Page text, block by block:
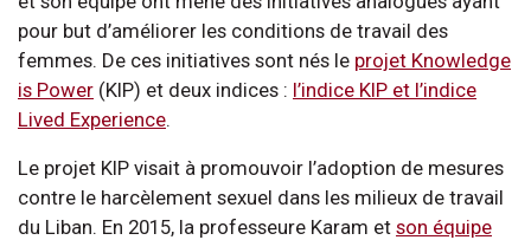
pour but d’améliorer les conditions de travail des
femmes. De ces initiatives sont nés le projet Knowledge
is Power (KIP) et deux indices : l’indice KIP et l’indice
Lived Experience.
Le projet KIP visait à promouvoir l’adoption de mesures
contre le harcèlement sexuel dans les milieux de travail
du Liban. En 2015, la professeure Karam et son équipe